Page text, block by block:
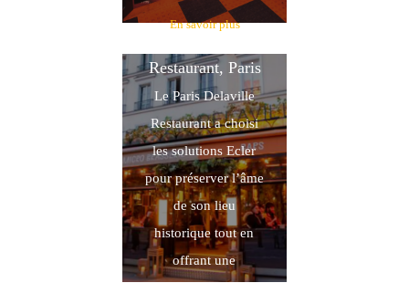
En savoir plus
Restaurant, Paris
Le Paris Delaville
Restaurant a choisi
les solutions Ecler
pour préserver l’âme
de son lieu
historique tout en
offrant une